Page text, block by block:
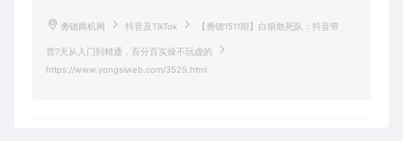
勇锶商机网 抖音及TikTok 【勇锶1511期】白狼敢死队：抖音带
货7天从入门到精通，百分百实操不玩虚的
https://www.yongsiweb.com/3525.html